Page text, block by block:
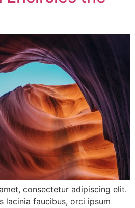
consectetur adipiscing elit.
lacinia faucibus, orci ipsum